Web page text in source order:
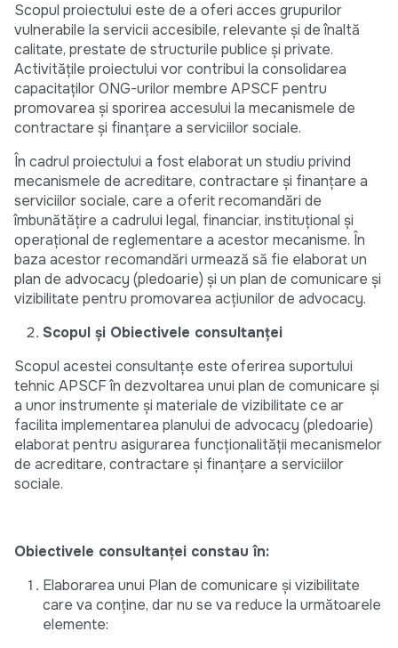
Scopul proiectului este de a oferi acces grupurilor
vulnerabile la servicii accesibile, relevante și de înaltă
calitate, prestate de structurile publice și private.
Activitățile proiectului vor contribui la consolidarea
capacitaților ONG-urilor membre APSCF pentru
promovarea și sporirea accesului la mecanismele de
contractare și finanțare a serviciilor sociale.
În cadrul proiectului a fost elaborat un studiu privind
mecanismele de acreditare, contractare și finanțare a
serviciilor sociale, care a oferit recomandări de
îmbunătățire a cadrului legal, financiar, instituțional și
operațional de reglementare a acestor mecanisme. În
baza acestor recomandări urmează să fie elaborat un
plan de advocacy (pledoarie) și un plan de comunicare și
vizibilitate pentru promovarea acțiunilor de advocacy.
Scopul și Obiectivele consultanței
Scopul acestei consultanțe este oferirea suportului
tehnic APSCF în dezvoltarea unui plan de comunicare și
a unor instrumente și materiale de vizibilitate ce ar
facilita implementarea planului de advocacy (pledoarie)
elaborat pentru asigurarea funcționalității mecanismelor
de acreditare, contractare și finanțare a serviciilor
sociale.
Obiectivele consultanței constau în:
Elaborarea unui Plan de comunicare și vizibilitate
care va conține, dar nu se va reduce la următoarele
elemente: